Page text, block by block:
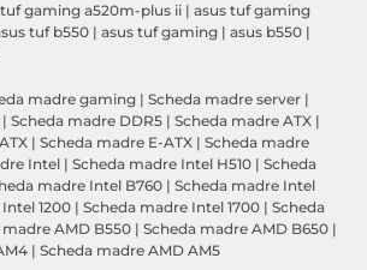
gaming a520m-plus ii | asus tuf gaming
tuf b550 | asus tuf gaming | asus b550 |
madre gaming | Scheda madre server |
| Scheda madre DDR5 | Scheda madre ATX |
| Scheda madre E-ATX | Scheda madre
Intel | Scheda madre Intel H510 | Scheda
madre Intel B760 | Scheda madre Intel
1200 | Scheda madre Intel 1700 | Scheda
madre AMD B550 | Scheda madre AMD B650 |
| Scheda madre AMD AM5